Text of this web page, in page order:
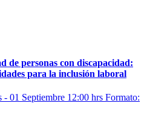
de personas con discapacidad:
para la inclusión laboral
- 01 Septiembre 12:00 hrs Formato: